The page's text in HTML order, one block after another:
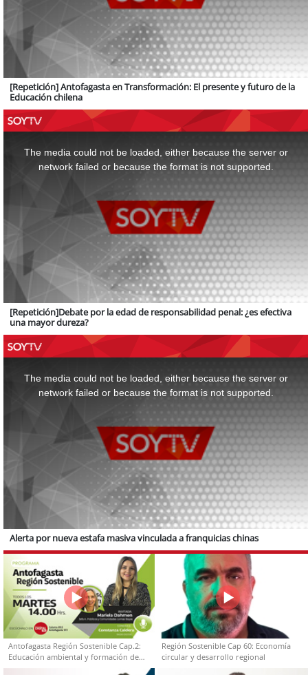
[Repetición] Antofagasta en Transformación: El presente y futuro de la
Educación chilena
The media could not be loaded, either because the server or
network failed or because the format is not supported.
[Repetición]Debate por la edad de responsabilidad penal: ¿es efectiva
una mayor dureza?
The media could not be loaded, either because the server or
network failed or because the format is not supported.
Alerta por nueva estafa masiva vinculada a franquicias chinas
Antofagasta Región Sostenible Cap.2:
Educación ambiental y formación de
capacidades técnicas
Región Sostenible Cap 60: Economía
circular y desarrollo regional